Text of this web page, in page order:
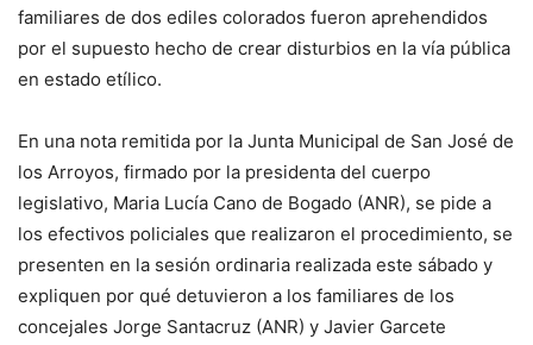
familiares de dos ediles colorados fueron aprehendidos
por el supuesto hecho de crear disturbios en la vía pública
en estado etílico.
En una nota remitida por la Junta Municipal de San José de
los Arroyos, firmado por la presidenta del cuerpo
legislativo, Maria Lucía Cano de Bogado (ANR), se pide a
los efectivos policiales que realizaron el procedimiento, se
presenten en la sesión ordinaria realizada este sábado y
expliquen por qué detuvieron a los familiares de los
concejales Jorge Santacruz (ANR) y Javier Garcete